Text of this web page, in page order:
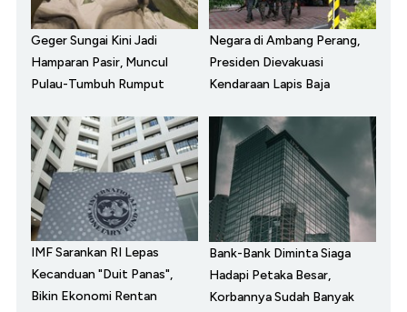
Geger Sungai Kini Jadi
Hamparan Pasir, Muncul
Pulau-Tumbuh Rumput
Negara di Ambang Perang,
Presiden Dievakuasi
Kendaraan Lapis Baja
IMF Sarankan RI Lepas
Kecanduan "Duit Panas",
Bikin Ekonomi Rentan
Bank-Bank Diminta Siaga
Hadapi Petaka Besar,
Korbannya Sudah Banyak